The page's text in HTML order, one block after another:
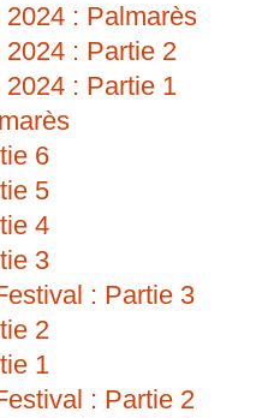
: Palmarès
: Partie 2
: Partie 1
6
5
4
3
: Partie 3
2
1
: Partie 2